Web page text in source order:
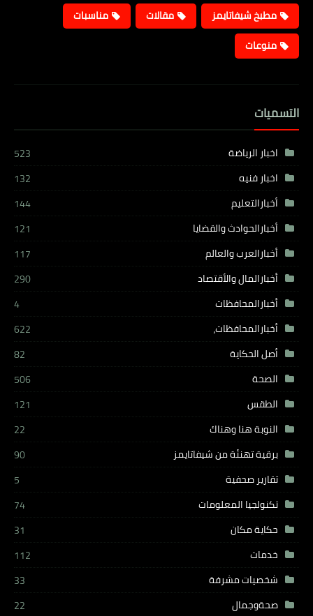
مطبخ شيفاتايمز
مقالات
مناسبات
منوعات
التسميات
اخبار الرياضة
523
اخبار فنيه
132
أخبارالتعليم
144
أخبارالحوادث والقضايا
121
أخبارالعرب والعالم
117
أخبارالمال والأقتصاد
290
أخبارالمحافظات
4
أخبارالمحافظات،
622
أصل الحكاية
82
الصحة
506
الطقس
121
النوبة هنا وهناك
22
برقية تهنئة من شيفاتايمز
90
تقارير صحفية
5
تكنولجيا المعلومات
74
حكاية مكان
31
خدمات
112
شخصيات مشرفة
33
صحةوجمال
22